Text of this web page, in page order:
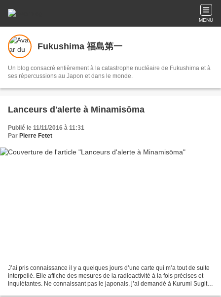
MENU
Fukushima 福島第一
Un blog consacré entièrement à la catastrophe nucléaire de Fukushima et à
ses répercussions au Japon et dans le monde.
Lanceurs d'alerte à Minamisōma
Publié le 11/11/2016 à 11:31
Par Pierre Fetet
J’ai pris connaissance il y a quelques jours d’une carte qui m’a tout de suite
interpellé. Elle affiche des mesures de la radioactivité à la fois précises et
inquiétantes. Ne connaissant pas le japonais, j’ai demandé à Kurumi Sugita,